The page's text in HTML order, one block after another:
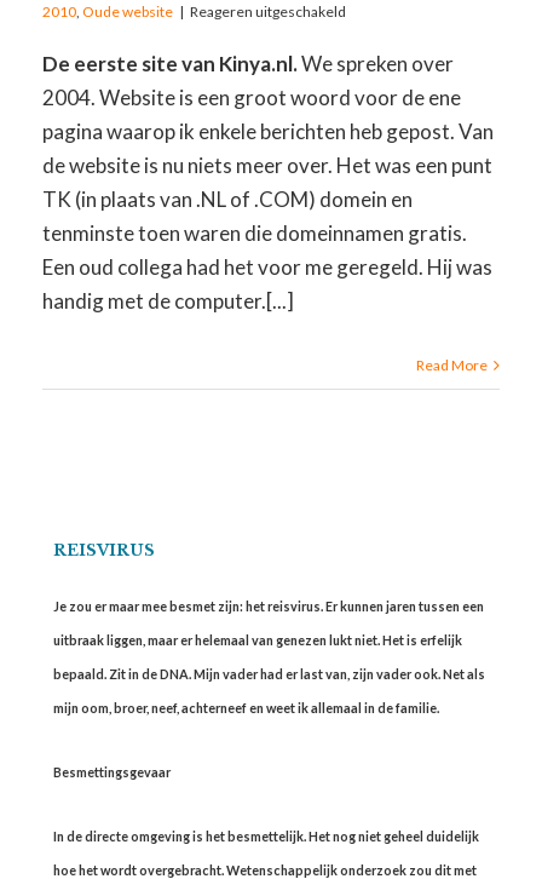
2010 ,Oude website | Reageren uitgeschakeld
De eerste site van Kinya.nl.We spreken over
2004. Website is een groot woord voor de ene
pagina waarop ik enkele berichten heb gepost. Van
de website is nu niets meer over. Het was een punt
TK (in plaats van .NL of .COM) domein en
tenminste toen waren die domeinnamen gratis.
Een oud collega had het voor me geregeld. Hij was
handig met de computer.[...]
Read More
REISVIRUS
Je zou er maar mee besmet zijn: het reisvirus. Er kunnen jaren tussen een
uitbraak liggen, maar er helemaal van genezen lukt niet. Het is erfelijk
bepaald. Zit in de DNA. Mijn vader had er last van, zijn vader ook. Net als
mijn oom, broer, neef, achterneef en weet ik allemaal in de familie.
Besmettingsgevaar
In de directe omgeving is het besmettelijk. Het nog niet geheel duidelijk
hoe het wordt overgebracht. Wetenschappelijk onderzoek zou dit met